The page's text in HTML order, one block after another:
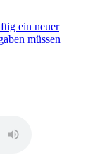
ein neuer
müssen